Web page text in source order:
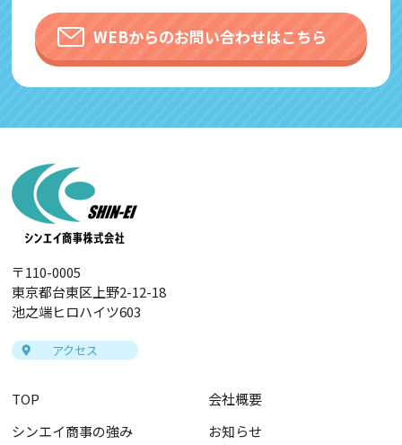
WEBからのお問い合わせはこちら
〒110-0005
東京都台東区上野2-12-18
池之端ヒロハイツ603
アクセス
TOP
シンエイ商事の強み
会社概要
お知らせ